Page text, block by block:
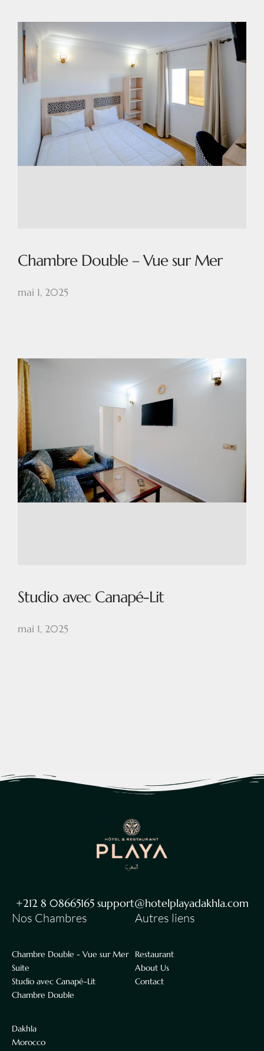
Chambre Double – Vue sur Mer
mai 1, 2025
Studio avec Canapé-Lit
mai 1, 2025
+212 8 08665165 support@hotelplayadakhla.com
Nos Chambres
Chambre Double - Vue sur Mer
Suite
Studio avec Canapé-Lit
Chambre Double
Dakhla
Morocco
Autres liens
Restaurant
About Us
Contact